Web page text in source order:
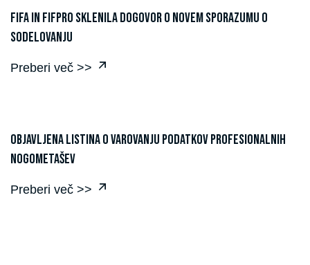
FIFA in FIFPRO sklenila dogovor o novem sporazumu o
sodelovanju
Preberi več >>
Objavljena Listina o varovanju podatkov profesionalnih
nogometašev
Preberi več >>